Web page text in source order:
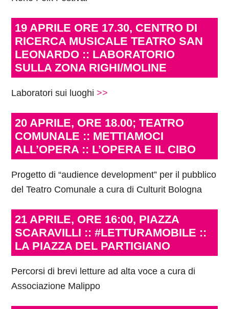
19 APRILE ORE 17.30, CENTRO DI
RICERCA MUSICALE TEATRO SAN
LEONARDO :: LABORATORIO
SULLA ZONA RIGHI/MOLINE
Laboratori sui luoghi>>
20 APRILE, ORE 18.00; TEATRO
COMUNALE :: METTIAMOCI
ALL’OPERA :: L’OPERA E IL CIBO
Progetto di “audience development” per il pubblico
del Teatro Comunale a cura di Culturit Bologna
21 APRILE, ORE 16:00, PIAZZA
SCARAVILLI :: #LETTURAMOBILE ::
LA PIAZZA DEL PARTIGIANO
Percorsi di brevi letture ad alta voce a cura di
Associazione Malippo